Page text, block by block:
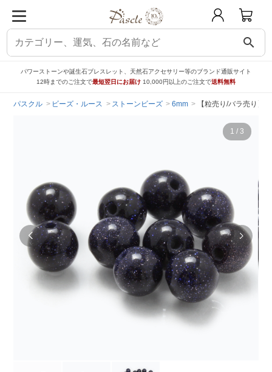
search
パワーストーンや誕生石ブレスレット、天然石アクセサリー等のブランド通販サイト
12時までのご注文で最短翌日にお届け 10,000円以上のご注文で送料無料
パスクル ビーズ・ルース ストーンビーズ 6mm 【粒売り/バラ売り】
1 / 3